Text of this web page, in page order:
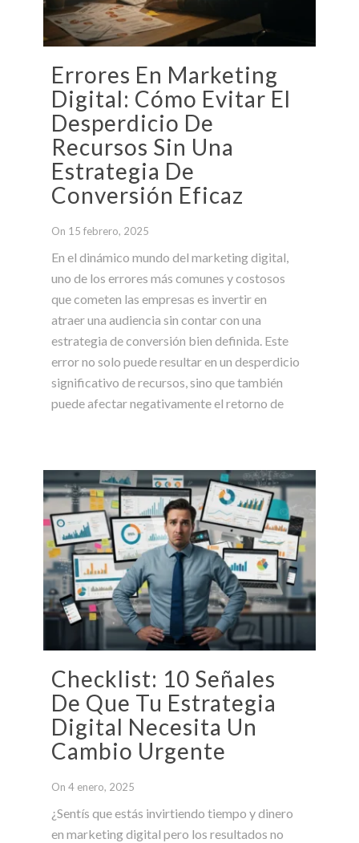
Errores En Marketing
Digital: Cómo Evitar El
Desperdicio De
Recursos Sin Una
Estrategia De
Conversión Eficaz
On 15 febrero, 2025
En el dinámico mundo del marketing digital,
uno de los errores más comunes y costosos
que cometen las empresas es invertir en
atraer una audiencia sin contar con una
estrategia de conversión bien definida. Este
error no solo puede resultar en un desperdicio
significativo de recursos, sino que también
puede afectar negativamente el retorno de
Checklist: 10 Señales
De Que Tu Estrategia
Digital Necesita Un
Cambio Urgente
On 4 enero, 2025
¿Sentís que estás invirtiendo tiempo y dinero
en marketing digital pero los resultados no